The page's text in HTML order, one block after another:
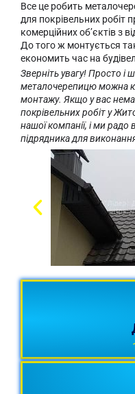
Все це робить
для покрівельних робіт
комерційних об’єктів з
До того ж монтується
економить час на
Зверніть увагу! Просто
металочерепицю можна
монтажу. Якщо у вас
покрівельних робіт у
нашої компанії, і ми радо
підрядника для
протягом